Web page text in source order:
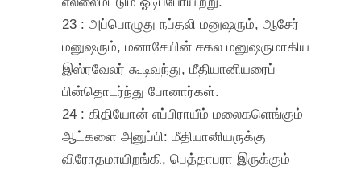
23 : அப்பொழுது நப்தலி மனுஷரும், ஆசேர்
மனுஷரும், மனாசேயின் சகல மனுஷருமாகிய
இஸ்ரவேலர் கூடிவந்து, மீதியானியரைப்
பின்தொடர்ந்து போனார்கள்.
24 : கிதியோன் எப்பிராயீம் மலைகளெங்கும்
ஆட்களை அனுப்பி: மீதியானியருக்கு
விரோதமாயிறங்கி, பெத்தாபரா இருக்கும்